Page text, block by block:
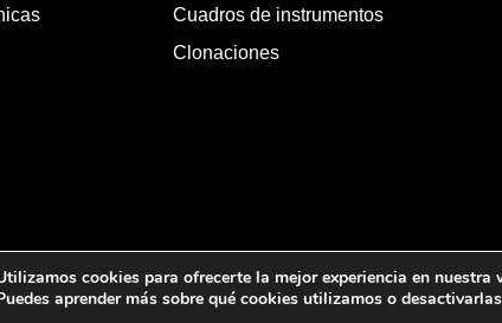
Cuadros de instrumentos
Clonaciones
Electronic S.L. Todos los derechos reservados.
cookies para ofrecerte la mejor experiencia en nuestra
aprender más sobre qué cookies utilizamos o